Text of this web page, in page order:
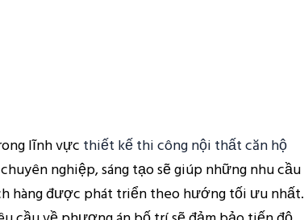
lĩnh vực thiết kế thi công nội thất căn hộ
nghiệp, sáng tạo sẽ giúp những nhu cầu
hàng được phát triển theo hướng tối ưu nhất.